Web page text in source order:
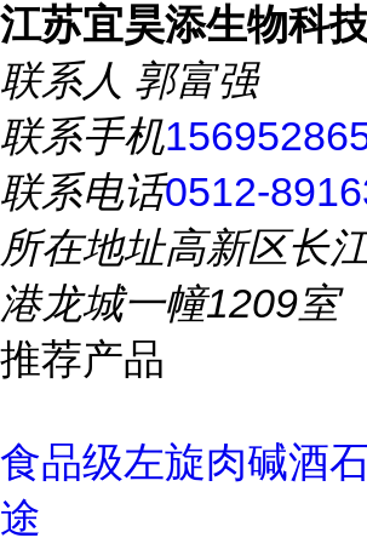
江苏宜昊添生物科
联系人 郭富强
联系手机
联系电话0512-
所在地址高新区长
港龙城一幢1209室
推荐产品
食品级左旋肉碱酒
途